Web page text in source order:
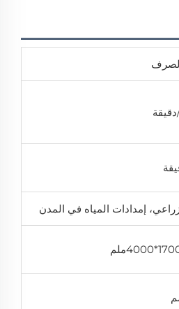
إمدادات المياه في المدن